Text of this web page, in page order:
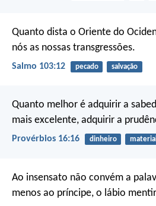
Quanto dista o Oriente do
nós as nossas transgressões.
Salmo 103:12 pecado salvação
Quanto melhor é adquirir a
mais excelente, adquirir a
Provérbios 16:16 dinheiro
Ao insensato não convém a
menos ao príncipe, o lábio